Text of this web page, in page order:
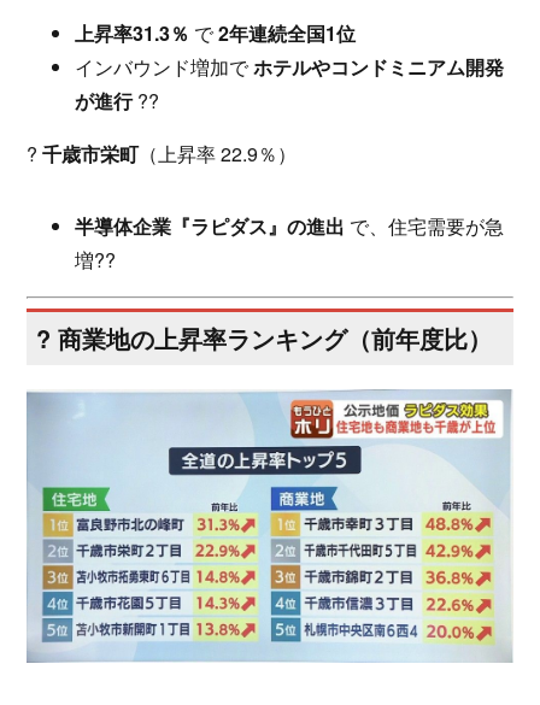
上昇率31.3％ で2年連続全国1位
インバウンド増加でホテルやコンドミニアム開発
が進行??
?千歳市栄町（上昇率 22.9％）
半導体企業『ラピダス』の進出 で、住宅需要が急
増??
?️ 商業地の上昇率ランキング（前年度比）